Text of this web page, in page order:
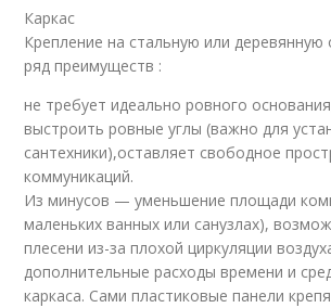
Каркас
Крепление на стальную или
ряд преимуществ :
не требует идеально ровного
выстроить ровные углы (важно для
сантехники),оставляет свободное
коммуникаций.
Из минусов — уменьшение площади
маленьких ванных или санузлах),
плесени из-за плохой циркуляции
дополнительные расходы времени и
каркаса. Сами пластиковые панели